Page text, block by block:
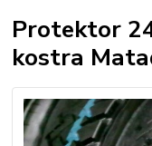
Protektor
kostra